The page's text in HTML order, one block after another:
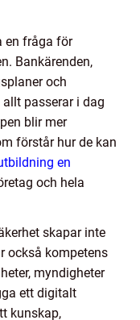
en fråga för
Bankärenden,
och
passerar i dag
blir mer
förstår hur de kan
en
och hela
skapar inte
också kompetens
myndigheter
ett digitalt
kunskap,